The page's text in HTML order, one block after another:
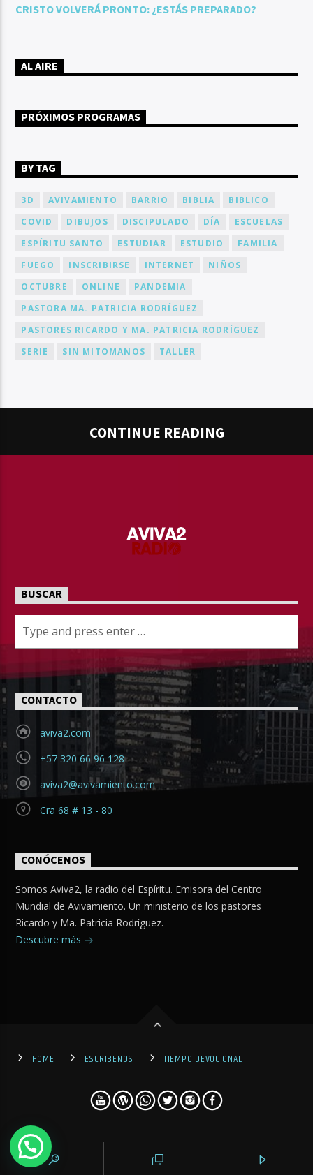
CRISTO VOLVERÁ PRONTO: ¿ESTÁS PREPARADO?
AL AIRE
PRÓXIMOS PROGRAMAS
BY TAG
3D AVIVAMIENTO BARRIO BIBLIA
BIBLICO
COVID
DIBUJOS DISCIPULADO DÍA
ESCUELAS
ESPÍRITU SANTO
ESTUDIAR ESTUDIO
FAMILIA
FUEGO
INSCRIBIRSE INTERNET
NIÑOS
OCTUBRE
ONLINE
PANDEMIA
PASTORA MA. PATRICIA RODRÍGUEZ
PASTORES RICARDO Y MA. PATRICIA RODRÍGUEZ
SERIE
SIN MITOMANOS TALLER
CONTINUE READING
BUSCAR
CONTACTO
aviva2.com
+57 320 66 96 128
aviva2@avivamiento.com
Cra 68 # 13 - 80
CONÓCENOS
Somos Aviva2, la radio del Espíritu. Emisora del Centro
Mundial de Avivamiento. Un ministerio de los pastores
Ricardo y Ma. Patricia Rodríguez.
Descubre más
HOME ESCRIBENOS TIEMPO DEVOCIONAL